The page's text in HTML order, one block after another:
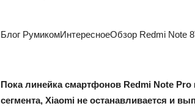
Блог РумикомИнтересноеОбзор Redmi Note
Пока линейка смартфонов Redmi Note
сегмента, Xiaomi не останавливается и